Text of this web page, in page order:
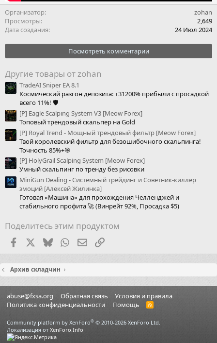
Организатор
zohan
Просмотры
2,649
Дата создания
24 Июл 2024
Посмотреть комментарии
Другие товары от zohan
TradeAI Sniper EA 8.1
Космический разгон депозита: +31200% прибыли с просадкой
всего 11%! 🛡
[Р] Eagle Scalping System V3 [Meow Forex]
Топовый трендовый скальпер на Gold
[Р] Royal Trend - Мощный трендовый фильтр [Meow Forex]
Твой королевский фильтр для безошибочного скальпинга!
Точность 85%+🎯
[P] HolyGrail Scalping System [Meow Forex]
Умный скальпинг по тренду без рисовки
MiniGun Dealing - Системный трейдинг и Советник-киллер
эмоций [Алексей Жилинка]
Готовая «Машина» для прохождения Челленджей и
стабильного профита 🚀 (Винрейт 92%, Просадка $5)
Поделитесь этим продуктом
FacebookX (Twitter)
BlueskyWhatsApp
Электронная почта
Ссылка
Архив складчин
abuse@fxsa.org Обратная связь
Условия и правила
Политика конфиденциальности
Помощь
R
Community platform by XenForo® © 2010-2026 XenForo Ltd.
Локализация от XenForo.Info